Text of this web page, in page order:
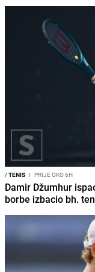
/TENIS I PRIJE OKO 6H
Damir Džumhur
borbe izbacio bh.